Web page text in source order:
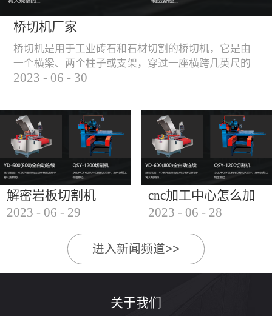
板，操作快速、简便。
桥切机厂家
桥切机是用于工业砖石和石材切割的桥切机，它是由
一个横梁、两个柱子或支架，穿过一座横跨几英尺的
桥而构成，因其形状而得名。随着石材和工业砖石的
是用于实现快速切割大型石材和工业砖石的机器，具
有高效、节能、环保等优点，是现代建筑行业必不可
少的设备之一。但是，如何选择合适的桥切机厂家也
是很多消费者不得不面对的问题。选择一个靠谱的桥
切机厂家，是保证桥切机使用效果和...
2023 - 06 - 30
解密岩板切割机
2023 - 06 - 29
cnc加工中心怎么加
工石材
2023 - 06 - 28
进入新闻频道>>
关于我们